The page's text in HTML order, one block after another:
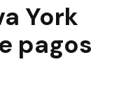
York
pagos